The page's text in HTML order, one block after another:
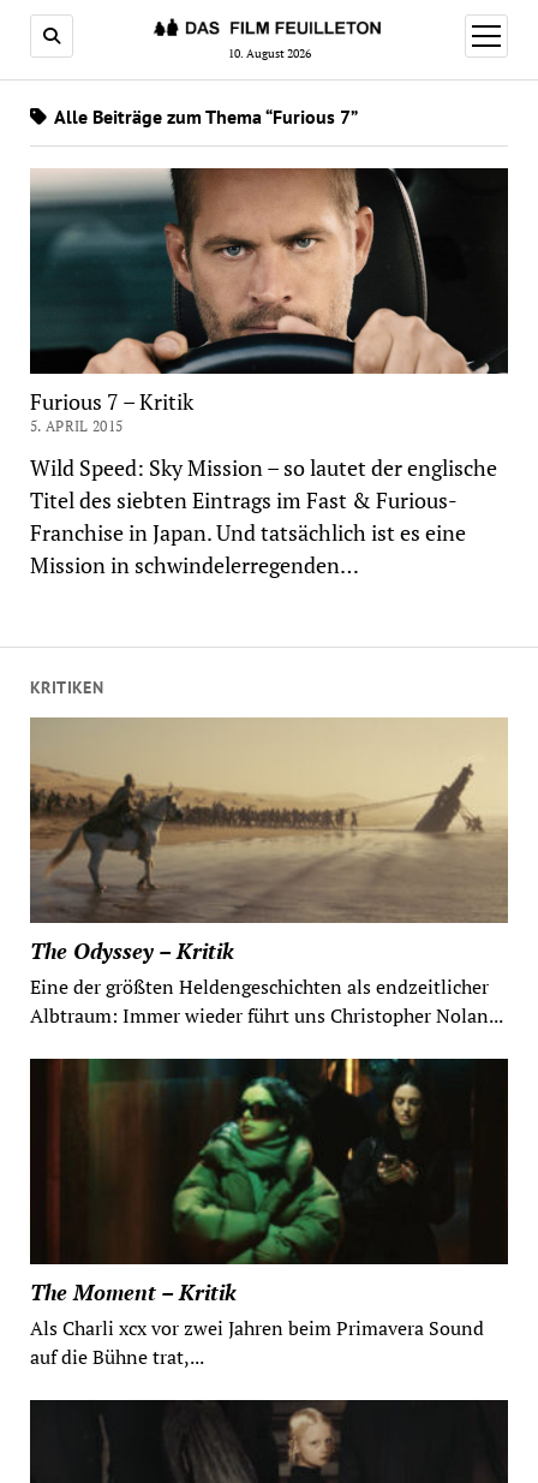
10. August 2026
Menü
öffnen
KRITIKEN
The Odyssey – Kritik
Eine der größten Heldengeschichten als endzeitlicher
Albtraum: Immer wieder führt uns Christopher Nolan...
The Moment – Kritik
Als Charli xcx vor zwei Jahren beim Primavera Sound
auf die Bühne trat,...
Alle Beiträge zum Thema “Furious 7”
Furious 7 – Kritik
5. APRIL 2015
Wild Speed: Sky Mission – so lautet der englische
Titel des siebten Eintrags im Fast & Furious-
Franchise in Japan. Und tatsächlich ist es eine
Mission in schwindelerregenden…